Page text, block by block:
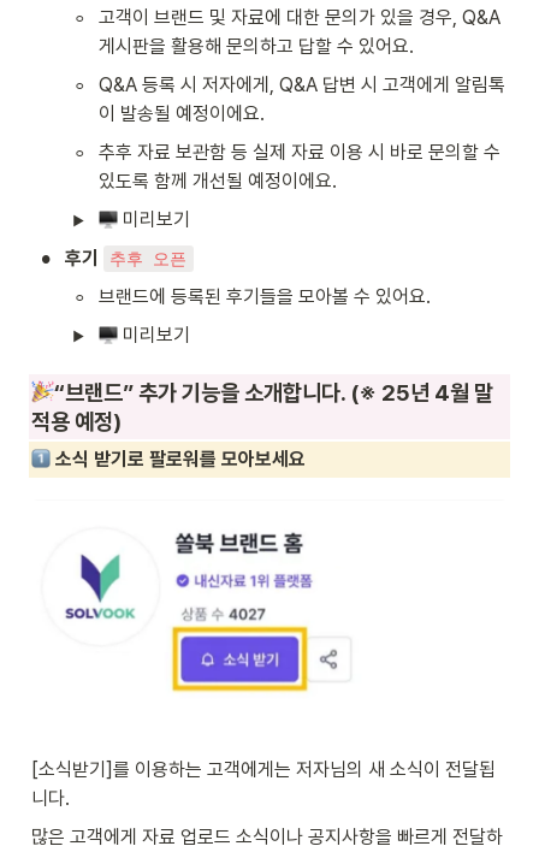
◦
고객이 브랜드 및 자료에 대한 문의가 있을 경우, Q&A
게시판을 활용해 문의하고 답할 수 있어요.
◦
Q&A 등록 시 저자에게, Q&A 답변 시 고객에게 알림톡
이 발송될 예정이에요.
◦
추후 자료 보관함 등 실제 자료 이용 시 바로 문의할 수
있도록 함께 개선될 예정이에요.
미리보기
• 후기 추후 오픈
◦
브랜드에 등록된 후기들을 모아볼 수 있어요.
미리보기
“브랜드” 추가 기능을 소개합니다. (※ 25년 4월 말
적용 예정)
소식 받기로 팔로워를 모아보세요
[소식받기]를 이용하는 고객에게는 저자님의 새 소식이 전달됩
니다.
많은 고객에게 자료 업로드 소식이나 공지사항을 빠르게 전달하